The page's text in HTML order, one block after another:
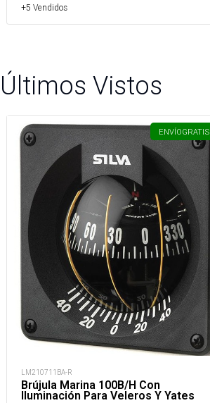
+5 Vendidos
Últimos Vistos
ENVÍOGRATIS
LM210711BA-R
Brújula Marina 100B/H Con
Iluminación Para Veleros Y Yates